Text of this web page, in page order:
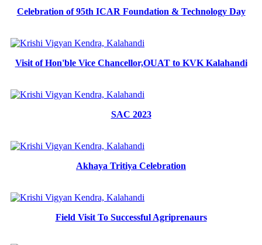
Celebration of 95th ICAR Foundation & Technology Day
Visit of Hon'ble Vice Chancellor,OUAT to KVK Kalahandi
SAC 2023
Akhaya Tritiya Celebration
Field Visit To Successful Agriprenaurs